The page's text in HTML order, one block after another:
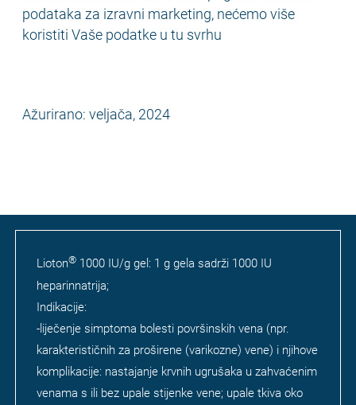
podataka za izravni marketing, nećemo više
koristiti Vaše podatke u tu svrhu
Ažurirano: veljača, 2024
Lioton® 1000 IU/g gel: 1 g gela sadrži 1000 IU
heparinnatrija;
Indikacije:
-liječenje simptoma bolesti površinskih vena (npr.
karakterističnih za proširene (varikozne) vene) i njihove
komplikacije: nastajanje krvnih ugrušaka u zahvaćenim
venama s ili bez upale stijenke vene; upale tkiva oko